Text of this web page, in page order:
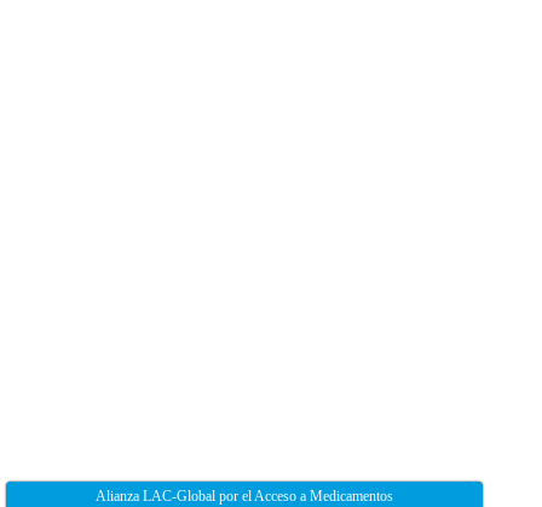
Alianza LAC-Global por el Acceso a Medicamentos